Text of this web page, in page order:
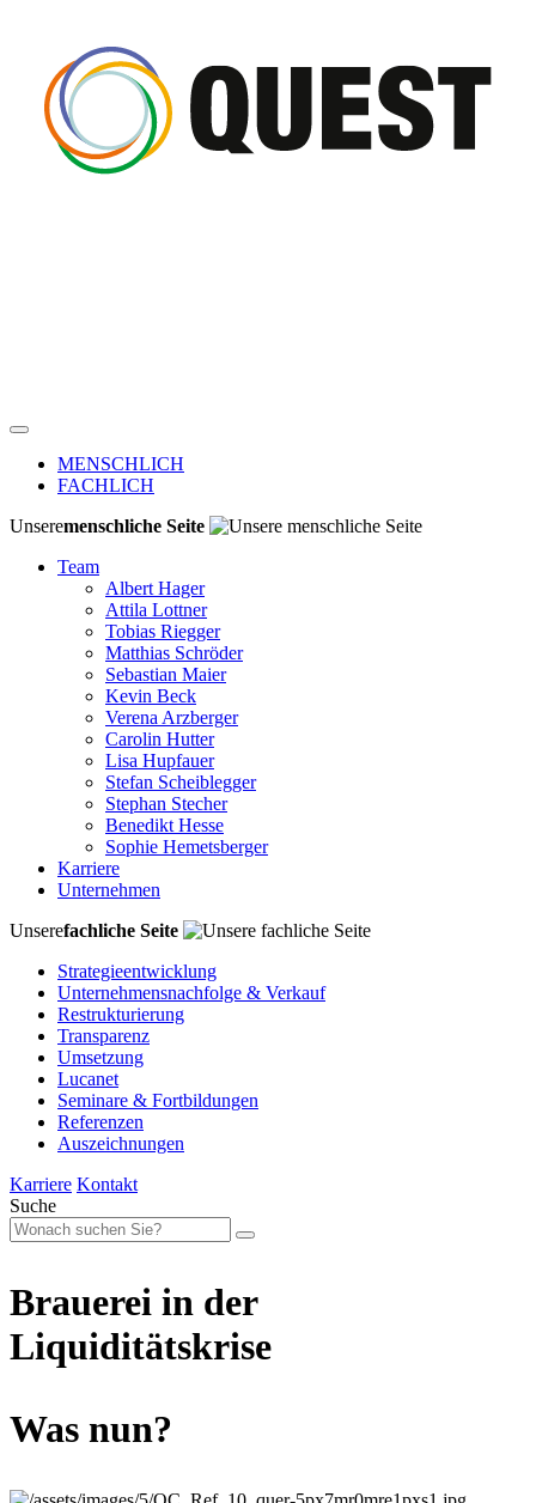
MENSCHLICH
FACHLICH
Unseremenschliche Seite
Team
Albert Hager
Attila Lottner
Tobias Riegger
Matthias Schröder
Sebastian Maier
Kevin Beck
Verena Arzberger
Carolin Hutter
Lisa Hupfauer
Stefan Scheiblegger
Stephan Stecher
Benedikt Hesse
Sophie Hemetsberger
Karriere
Unternehmen
Unserefachliche Seite
Strategieentwicklung
Unternehmensnachfolge & Verkauf
Restrukturierung
Transparenz
Umsetzung
Lucanet
Seminare & Fortbildungen
Referenzen
Auszeichnungen
Karriere Kontakt
Suche
Brauerei in der
Liquiditätskrise
Was nun?